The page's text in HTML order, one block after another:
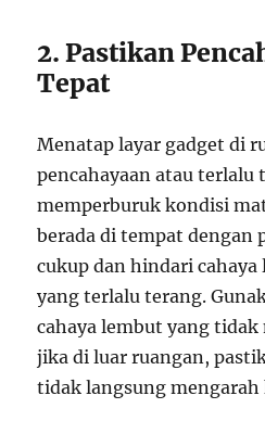
2. Pastikan
Tepat
Menatap layar gadget di
pencahayaan atau terlalu
memperburuk kondisi
berada di tempat dengan
cukup dan hindari
yang terlalu terang.
cahaya lembut yang
jika di luar ruangan,
tidak langsung mengarah